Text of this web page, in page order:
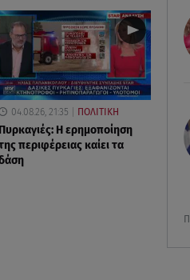
04.08.26, 21:35 ΠΟΛΙΤΙΚΗ
Πυρκαγιές: Η ερημοποίηση
περιφέρειας καίει τα